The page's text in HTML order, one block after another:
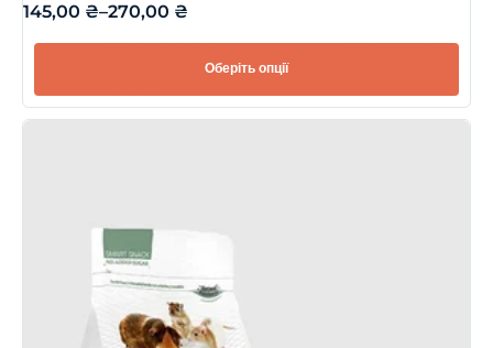
145,00 ₴–270,00 ₴
Оберіть опції